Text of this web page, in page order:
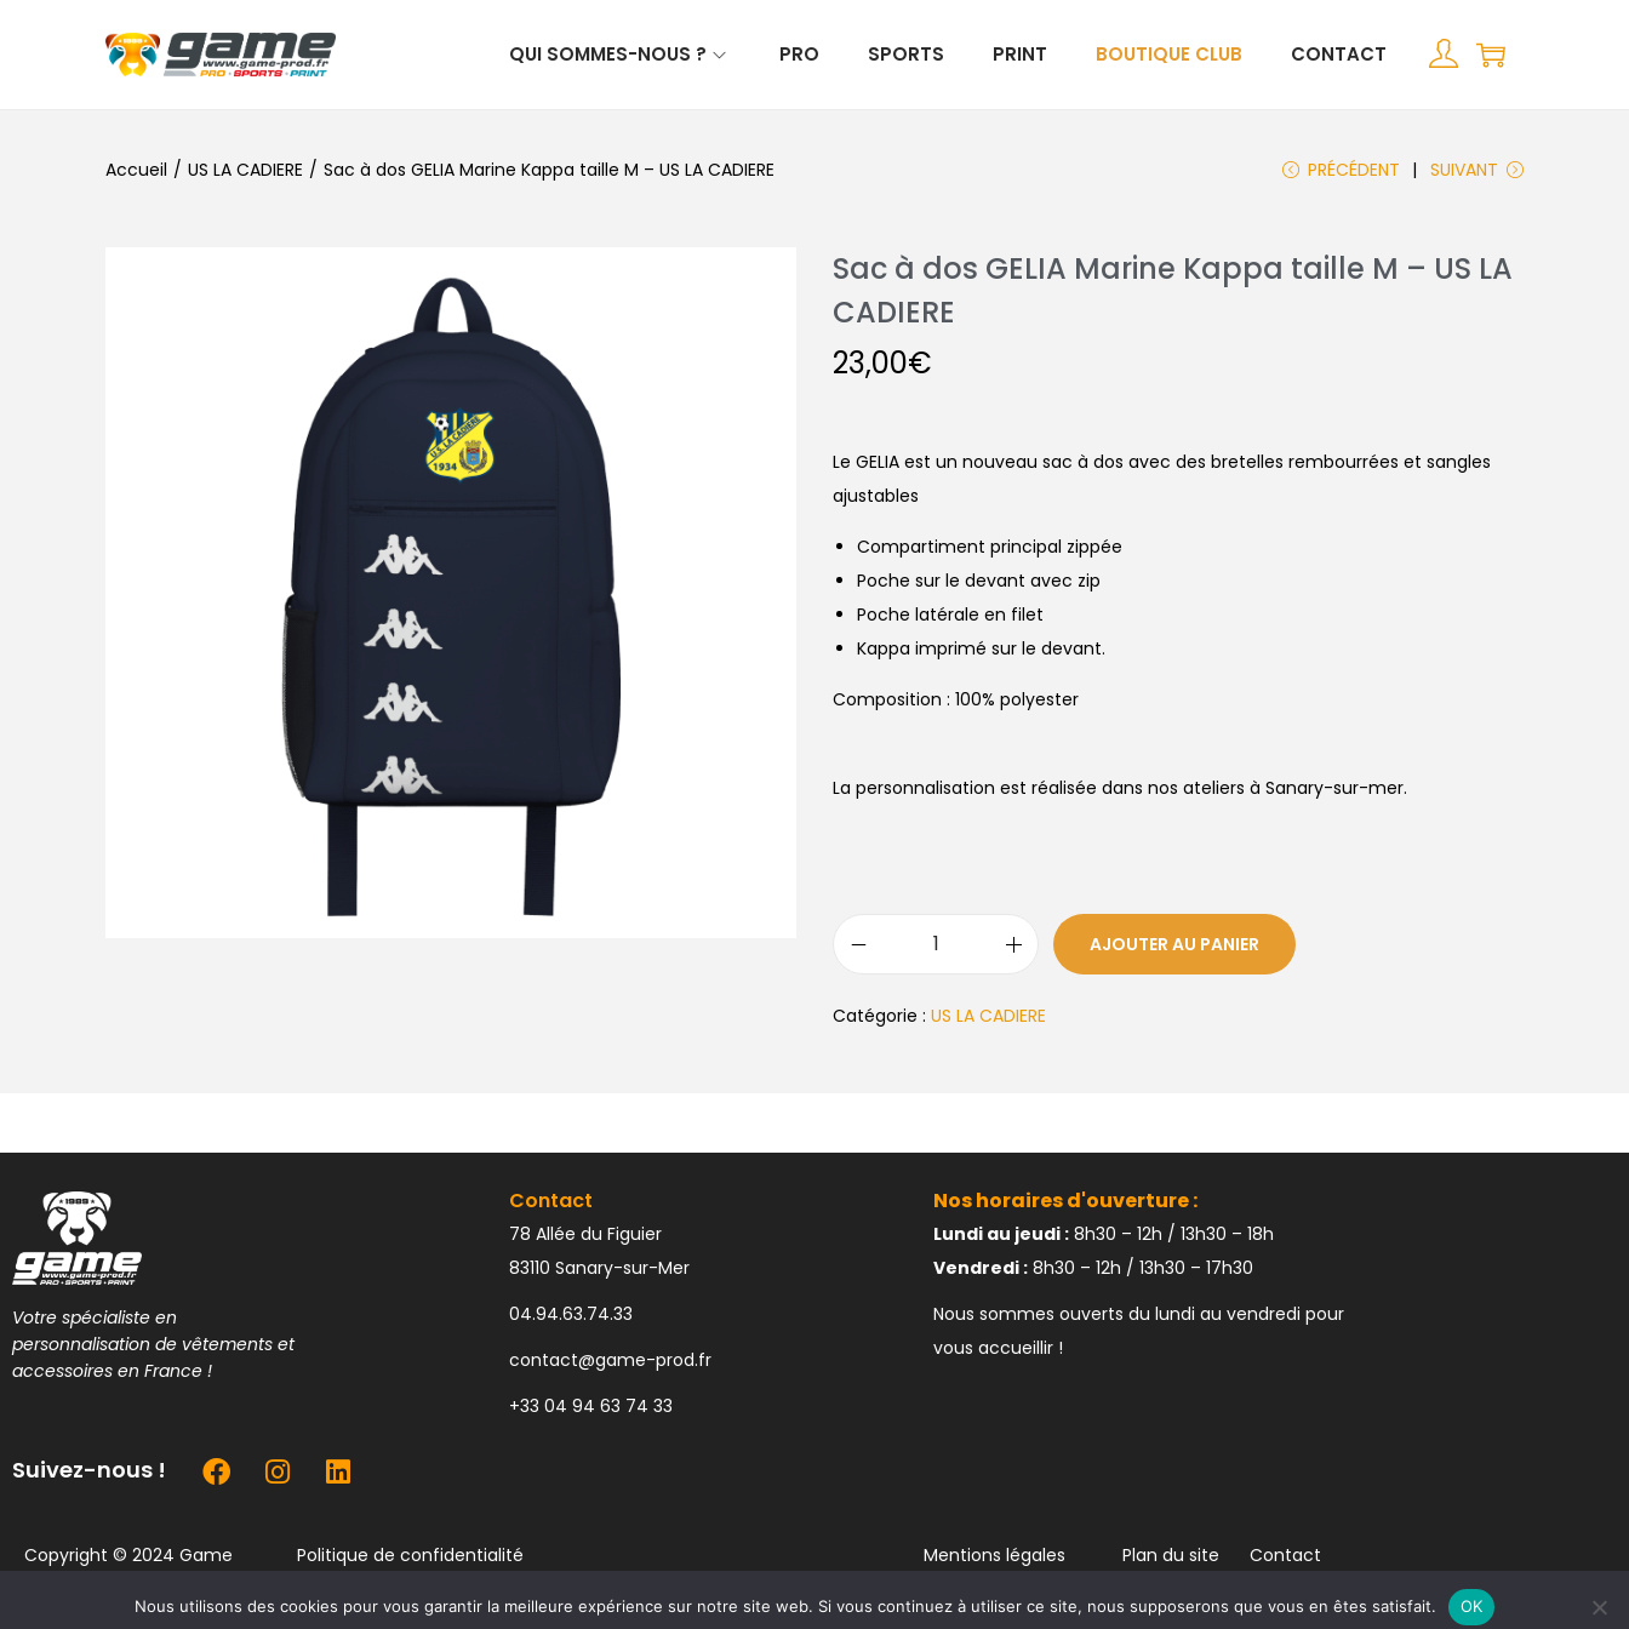
QUI SOMMES-NOUS ? PRO SPORTS PRINT BOUTIQUE CLUB CONTACT
Accueil / US LA CADIERE / Sac à dos GELIA Marine Kappa taille M – US LA CADIERE PRÉCÉDENT SUIVANT
Sac à dos GELIA Marine Kappa taille M – US LA
CADIERE
23,00€
Le GELIA est un nouveau sac à dos avec des bretelles rembourrées et sangles
ajustables
Compartiment principal zippée
Poche sur le devant avec zip
Poche latérale en filet
Kappa imprimé sur le devant.
Composition : 100% polyester
La personnalisation est réalisée dans nos ateliers à Sanary-sur-mer.
AJOUTER AU PANIER
Catégorie : US LA CADIERE
Votre spécialiste en
personnalisation de vêtements et
accessoires en France !
Contact
78 Allée du Figuier
83110 Sanary-sur-Mer
04.94.63.74.33
contact@game-prod.fr
+33 04 94 63 74 33
Nos horaires d'ouverture :
Lundi au jeudi : 8h30 – 12h / 13h30 – 18h
Vendredi : 8h30 – 12h / 13h30 – 17h30
Nous sommes ouverts du lundi au vendredi pour
vous accueillir !
Suivez-nous !
Copyright © 2024 Game
Politique de confidentialité Mentions légales Plan du site Contact
Nous utilisons des cookies pour vous garantir la meilleure expérience sur notre site web. Si vous continuez à utiliser ce site, nous supposerons que vous en êtes satisfait. OK